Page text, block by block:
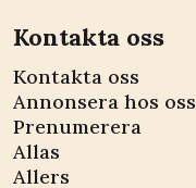
Kontakta oss
Kontakta oss
Annonsera hos oss
Prenumerera
Allas
Allers